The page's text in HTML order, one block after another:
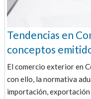
Tendencias en
conceptos
El comercio exterior en
con ello, la normativa
importación,